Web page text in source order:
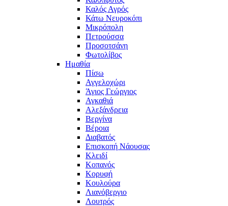
Καλός Αγρός
Κάτω Νευροκόπι
Μικρόπολη
Πετρούσσα
Προσοτσάνη
Φωτολίβος
Ημαθία
Πίσω
Αγγελοχώρι
Άγιος Γεώργιος
Αγκαθιά
Αλεξάνδρεια
Βεργίνα
Βέροια
Διαβατός
Επισκοπή Νάουσας
Κλειδί
Κοπανός
Κορυφή
Κουλούρα
Λιανόβεργιο
Λουτρός